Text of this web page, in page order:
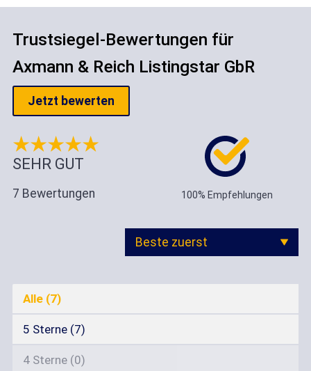
Trustsiegel-Bewertungen für
Axmann & Reich Listingstar GbR
Jetzt bewerten
SEHR GUT
7 Bewertungen 100% Empfehlungen
Beste zuerst
Alle (7)
5 Sterne (7)
4 Sterne (0)